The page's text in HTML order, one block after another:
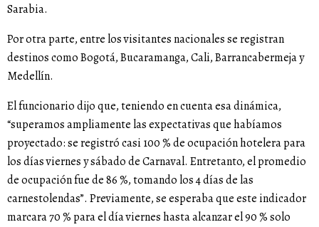
Sarabia.
Por otra parte, entre los visitantes nacionales se registran
destinos como Bogotá, Bucaramanga, Cali, Barrancabermeja y
Medellín.
El funcionario dijo que, teniendo en cuenta esa dinámica,
“superamos ampliamente las expectativas que habíamos
proyectado: se registró casi 100 % de ocupación hotelera para
los días viernes y sábado de Carnaval. Entretanto, el promedio
de ocupación fue de 86 %, tomando los 4 días de las
carnestolendas”. Previamente, se esperaba que este indicador
marcara 70 % para el día viernes hasta alcanzar el 90 % solo